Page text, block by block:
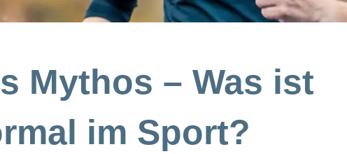
Mythos – Was ist
im Sport?